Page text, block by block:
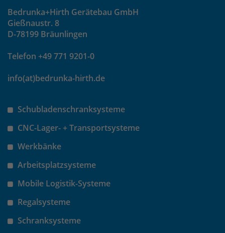
Bedrunka+Hirth Gerätebau GmbH
Gießnaustr. 8
D-78199 Bräunlingen
Telefon +49 771 9201-0
info(at)bedrunka-hirth.de
Schubladenschranksysteme
CNC-Lager- + Transportsysteme
Werkbänke
Arbeitsplatzsysteme
Mobile Logistik-Systeme
Regalsysteme
Schranksysteme